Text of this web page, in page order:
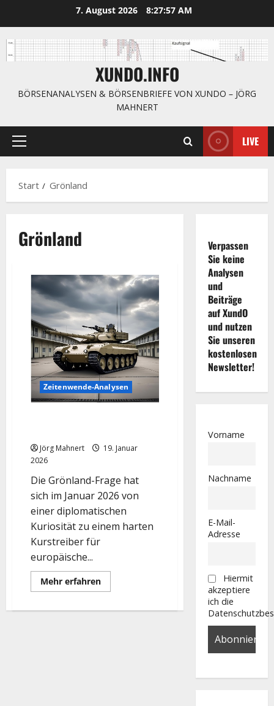
springen
7. August 2026 8:27:57 AM
XUNDO.INFO
BÖRSENANALYSEN & BÖRSENBRIEFE VON XUNDO – JÖRG
MAHNERT
Primäres
LIVE
Start Grönland
Grönland
Zeitenwende-Analysen
Jörg Mahnert
19. Januar
2026
Die Grönland-Frage hat
sich im Januar 2026 von
einer diplomatischen
Kuriosität zu einem harten
Kurstreiber für
europäische...
Mehr erfahrenMehr
Informationen
Verpassen
Sie keine
Analysen
und
Beiträge
auf XundO
und nutzen
Sie unseren
kostenlosen
Newsletter!
Vorname
Nachname
E-Mail-
Adresse
Hiermit
akzeptiere
ich die